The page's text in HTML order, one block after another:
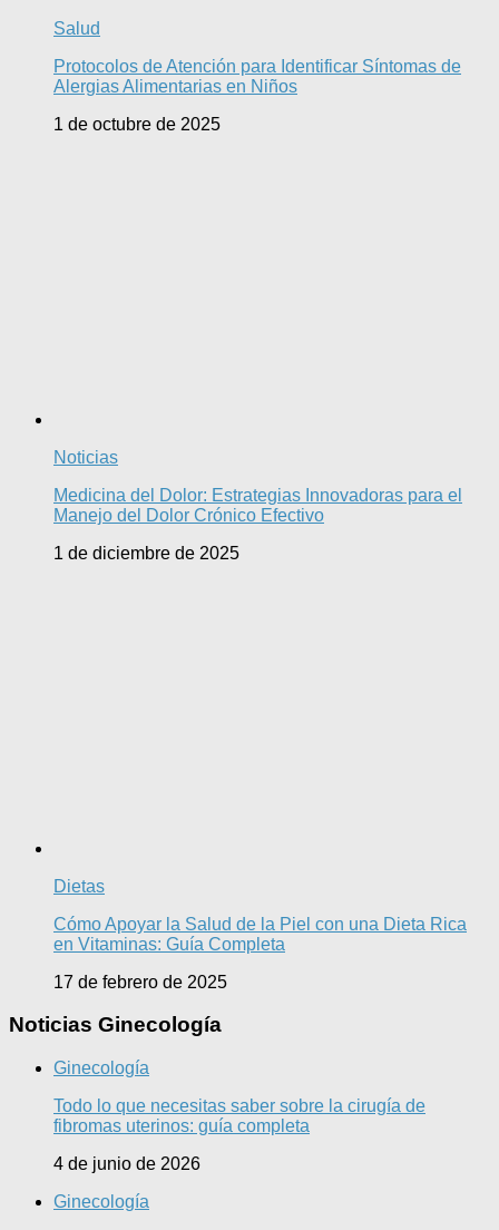
Salud
Protocolos de Atención para Identificar Síntomas de
Alergias Alimentarias en Niños
1 de octubre de 2025
Noticias
Medicina del Dolor: Estrategias Innovadoras para el
Manejo del Dolor Crónico Efectivo
1 de diciembre de 2025
Dietas
Cómo Apoyar la Salud de la Piel con una Dieta Rica
en Vitaminas: Guía Completa
17 de febrero de 2025
Noticias Ginecología
Ginecología
Todo lo que necesitas saber sobre la cirugía de
fibromas uterinos: guía completa
4 de junio de 2026
Ginecología